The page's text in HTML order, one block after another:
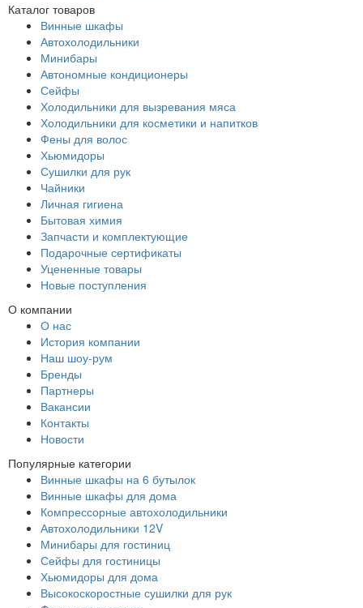
Каталог товаров
Винные шкафы
Автохолодильники
Минибары
Автономные кондиционеры
Сейфы
Холодильники для вызревания мяса
Холодильники для косметики и напитков
Фены для волос
Хьюмидоры
Сушилки для рук
Чайники
Личная гигиена
Бытовая химия
Запчасти и комплектующие
Подарочные сертификаты
Уцененные товары
Новые поступления
О компании
О нас
История компании
Наш шоу-рум
Бренды
Партнеры
Вакансии
Контакты
Новости
Популярные категории
Винные шкафы на 6 бутылок
Винные шкафы для дома
Компрессорные автохолодильники
Автохолодильники 12V
Минибары для гостиниц
Сейфы для гостиницы
Хьюмидоры для дома
Высокоскоростные сушилки для рук